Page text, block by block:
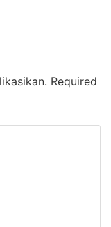
Required